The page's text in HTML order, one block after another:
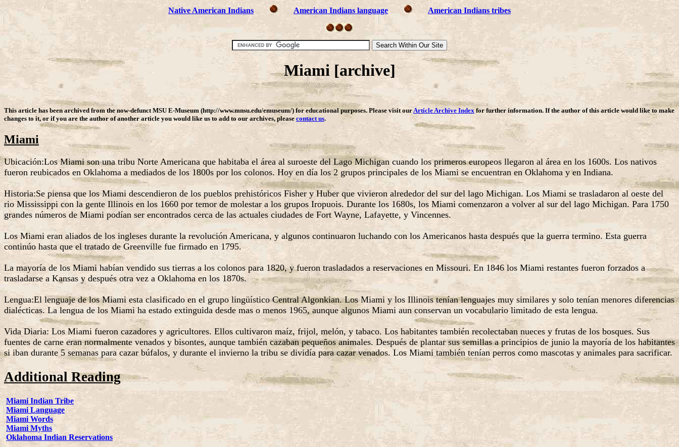
Native American Indians American Indians language American Indians tribes
Miami [archive]
This article has been archived from the now-defunct MSU E-Museum (http://www.mnsu.edu/emuseum/) for educational purposes. Please visit our Article Archive Index for further information. If the author of this article would like to make
changes to it, or if you are the author of another article you would like us to add to our archives, please contact us.
Miami
Ubicación:Los Miami son una tribu Norte Americana que habitaba el área al suroeste del Lago Michigan cuando los primeros europeos llegaron al área en los 1600s. Los nativos
fueron reubicados en Oklahoma a mediados de los 1800s por los colonos. Hoy en día los 2 grupos principales de los Miami se encuentran en Oklahoma y en Indiana.
Historia:Se piensa que los Miami descendieron de los pueblos prehistóricos Fisher y Huber que vivieron alrededor del sur del lago Michigan. Los Miami se trasladaron al oeste del
rio Mississippi con la gente Illinois en los 1660 por temor de molestar a los grupos Iropuois. Durante los 1680s, los Miami comenzaron a volver al sur del lago Michigan. Para 1750
grandes números de Miami podían ser encontrados cerca de las actuales ciudades de Fort Wayne, Lafayette, y Vincennes.
Los Miami eran aliados de los ingleses durante la revolución Americana, y algunos continuaron luchando con los Americanos hasta después que la guerra termino. Esta guerra
continúo hasta que el tratado de Greenville fue firmado en 1795.
La mayoría de los Miami habían vendido sus tierras a los colonos para 1820, y fueron trasladados a reservaciones en Missouri. En 1846 los Miami restantes fueron forzados a
trasladarse a Kansas y después otra vez a Oklahoma en los 1870s.
Lengua:El lenguaje de los Miami esta clasificado en el grupo lingüístico Central Algonkian. Los Miami y los Illinois tenían lenguajes muy similares y solo tenían menores diferencias
dialécticas. La lengua de los Miami ha estado extinguida desde mas o menos 1965, aunque algunos Miami aun conservan un vocabulario limitado de esta lengua.
Vida Diaria: Los Miami fueron cazadores y agricultores. Ellos cultivaron maíz, frijol, melón, y tabaco. Los habitantes también recolectaban nueces y frutas de los bosques. Sus
fuentes de carne eran normalmente venados y bisontes, aunque también cazaban pequeños animales. Después de plantar sus semillas a principios de junio la mayoría de los habitantes
si iban durante 5 semanas para cazar búfalos, y durante el invierno la tribu se dividía para cazar venados. Los Miami también tenían perros como mascotas y animales para sacrificar.
Additional Reading
Miami Indian Tribe
Miami Language
Miami Words
Miami Myths
Oklahoma Indian Reservations